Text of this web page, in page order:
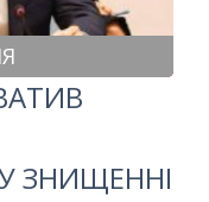
ЗНИЩЕННІ